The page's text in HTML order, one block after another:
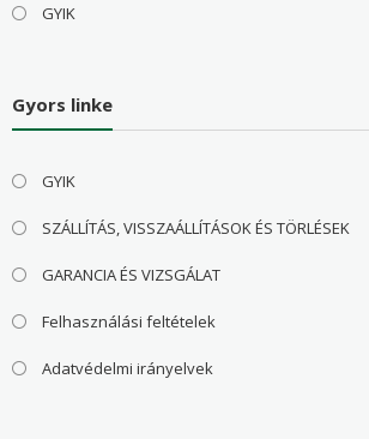
GYIK
Gyors linke
GYIK
SZÁLLÍTÁS, VISSZAÁLLÍTÁSOK ÉS TÖRLÉSEK
GARANCIA ÉS VIZSGÁLAT
Felhasználási feltételek
Adatvédelmi irányelvek